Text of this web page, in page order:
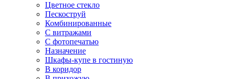
Цветное стекло
Пескоструй
Комбинированные
С витражами
С фотопечатью
Назначение
Шкафы-купе в гостиную
В коридор